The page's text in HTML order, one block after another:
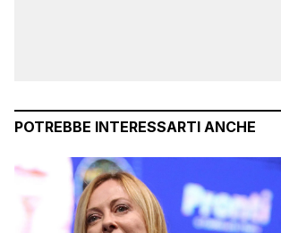
POTREBBE INTERESSARTI ANCHE